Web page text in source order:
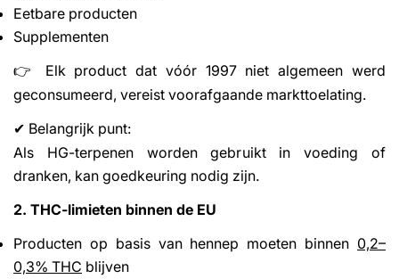
Eetbare producten
Supplementen
👉
Elk product dat vóór 1997 niet algemeen werd
geconsumeerd, vereist voorafgaande markttoelating.
✔ Belangrijk punt:
Als HG-terpenen worden gebruikt in voeding of
dranken, kan goedkeuring nodig zijn.
2. THC-limieten binnen de EU
Producten op basis van hennep moeten binnen 0,2–
0,3% THC blijven